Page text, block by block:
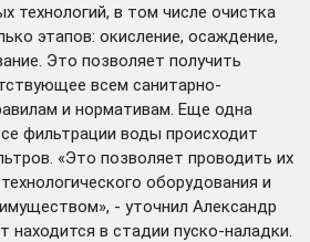
технологий, в том числе очистка
этапов: окисление, осаждение,
Это позволяет получить
всем санитарно-
и нормативам. Еще одна
фильтрации воды происходит
«Это позволяет проводить их
оборудования и
- уточнил Александр
в стадии пуско-наладки.